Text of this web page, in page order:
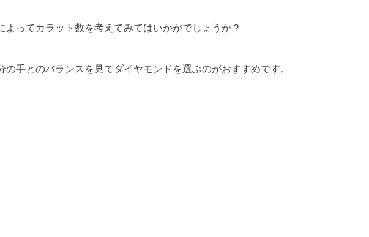
ってカラット数を考えてみてはいかがでしょうか？
手とのバランスを見てダイヤモンドを選ぶのがおすすめです。